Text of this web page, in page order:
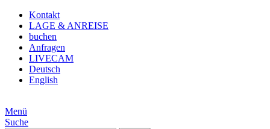
Kontakt
LAGE & ANREISE
buchen
Anfragen
LIVECAM
Deutsch
English
Menü
Suche